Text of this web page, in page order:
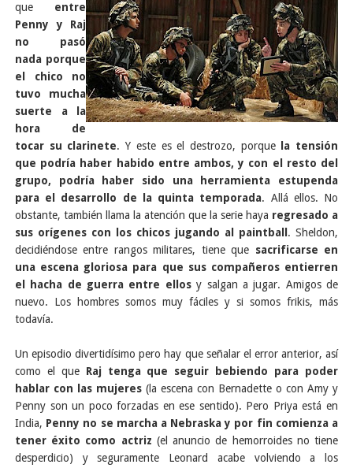
que entre
Penny y Raj
no pasó
nada porque
el chico no
tuvo mucha
suerte a la
hora de
tocar su clarinete. Y este es el destrozo, porquela tensión
que podría haber habido entre ambos, y con el resto del
grupo, podría haber sido una herramienta estupenda
para el desarrollo de la quinta temporada. Allá ellos. No
obstante, también llama la atención que la serie haya regresado a
sus orígenes con los chicos jugando al paintball . Sheldon,
decidiéndose entre rangos militares, tiene que sacrificarse en
una escena gloriosa para que sus compañeros entierren
el hacha de guerra entre ellosy salgan a jugar. Amigos de
nuevo. Los hombres somos muy fáciles y si somos frikis, más
todavía.
Un episodio divertidísimo pero hay que señalar el error anterior, así
como el queRaj tenga que seguir bebiendo para poder
hablar con las mujeres (la escena con Bernadette o con Amy y
Penny son un poco forzadas en ese sentido). Pero Priya está en
India, Penny no se marcha a Nebraska y por fin comienza a
tener éxito como actriz (el anuncio de hemorroides no tiene
desperdicio) y seguramente Leonard acabe volviendo a los